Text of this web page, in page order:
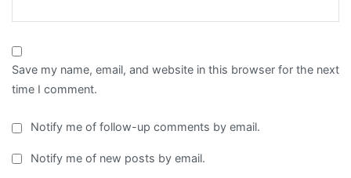
Save my name, email, and website in this browser for the next
time I comment.
Notify me of follow-up comments by email.
Notify me of new posts by email.